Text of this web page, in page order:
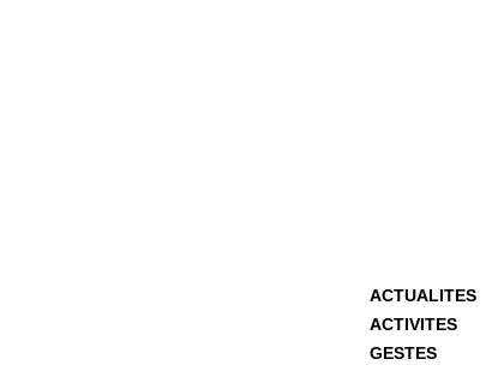
ACTUALITES
ACTIVITES
GESTES